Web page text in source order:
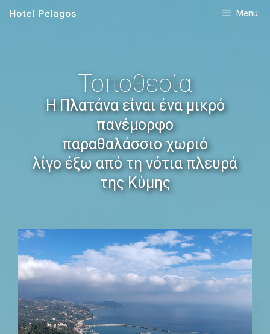
Menu
Τοποθεσία
Η Πλατάνα είναι ένα μικρό
πανέμορφο
παραθαλάσσιο χωριό
λίγο έξω από τη νότια πλευρά
της Κύμης